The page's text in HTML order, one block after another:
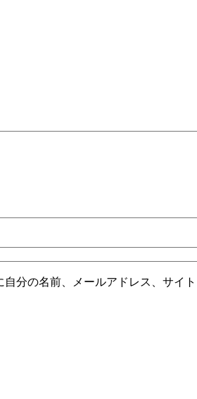
分の名前、メールアドレス、サイト